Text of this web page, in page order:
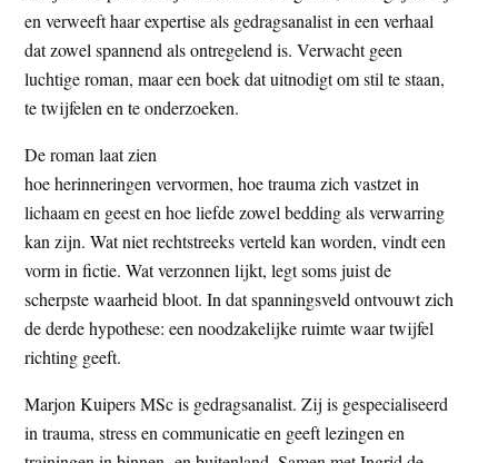
en verweeft haar expertise als gedragsanalist in een verhaal
dat zowel spannend als ontregelend is. Verwacht geen
luchtige roman, maar een boek dat uitnodigt om stil te staan,
te twijfelen en te onderzoeken.
De roman laat zien
hoe herinneringen vervormen, hoe trauma zich vastzet in
lichaam en geest en hoe liefde zowel bedding als verwarring
kan zijn. Wat niet rechtstreeks verteld kan worden, vindt een
vorm in fictie. Wat verzonnen lijkt, legt soms juist de
scherpste waarheid bloot. In dat spanningsveld ontvouwt zich
de derde hypothese: een noodzakelijke ruimte waar twijfel
richting geeft.
Marjon Kuipers MSc is gedragsanalist. Zij is gespecialiseerd
in trauma, stress en communicatie en geeft lezingen en